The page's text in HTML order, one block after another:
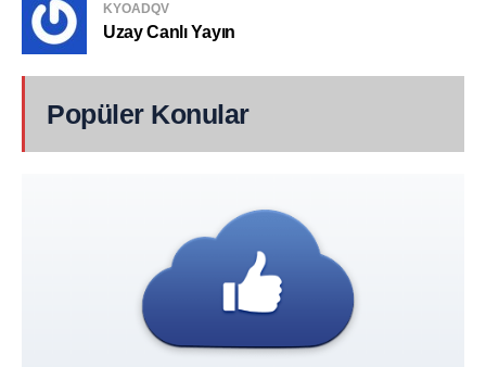
KYOADQV
Uzay Canlı Yayın
Popüler Konular